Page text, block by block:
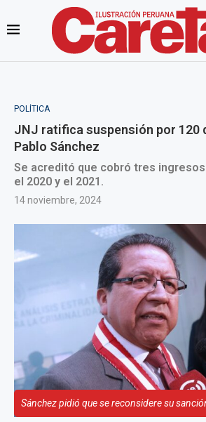
POLÍTICA
JNJ ratifica suspensión por 120
Pablo Sánchez
Se acreditó que cobró tres
el 2020 y el 2021.
14 noviembre, 2024
Sánchez pidió que se reconsidere su